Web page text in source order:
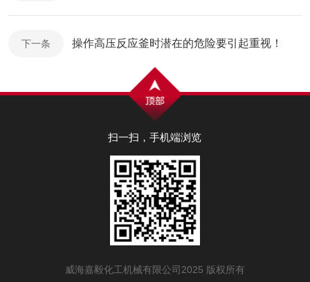
下一条 操作高压反应釜时潜在的危险要引起重视！
扫一扫，手机端浏览
威海嘉毅化工机械有限公司2025 版权所有